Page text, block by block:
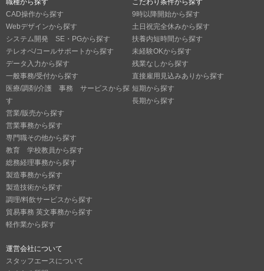
職種から探す
CAD操作から探す
Webデザインから探す
システム開発 SE・PGから探す
テレオペ/コールサポートから探す
データ入力から探す
一般事務/受付から探す
医療/調剤/介護 事務 サービスから探
す
営業/販売から探す
営業事務から探す
専門職その他から探す
教育 学校教員から探す
総務経理事務から探す
製造事務から探す
製造技術から探す
調理/料飲サービスから探す
貿易事務 英文事務から探す
軽作業から探す
こだわり条件から探す
9時以降開始から探す
土日祝完全休みから探す
扶養内短時間から探す
未経験OKから探す
残業なしから探す
直接雇用見込みありから探す
短期から探す
長期から探す
運営会社について
スタッフエースについて